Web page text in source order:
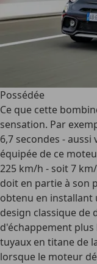
Possédée
Ce que cette
sensation. Par
6,7 secondes -
équipée de ce
225 km/h - soit 7
doit en partie à son
obtenu en installant
design classique de
d'échappement
tuyaux en titane de
lorsque le moteur